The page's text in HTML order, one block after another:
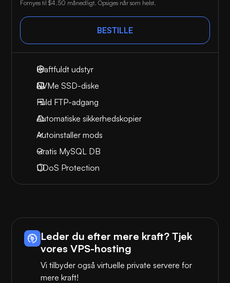
Fornyes til $4.50 månedligt. Opsiges når som helst.
BESTILLE
Kraftfuldt udstyr
NVMe SSD-diske
Fuld FTP-adgang
Automatiske sikkerhedskopier
Autoinstaller mods
Gratis MySQL DB
DDoS Protection
Leder du efter mere kraft? Tjek
vores VPS-hosting
Vi tilbyder også virtuelle private servere for
mere kraft!